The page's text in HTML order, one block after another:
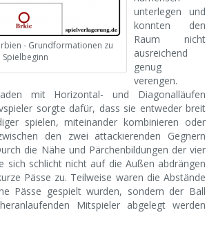
- Grundformationen zu
Spielbeginn
unterlegen und
konnten den
Raum nicht
ausreichend
genug
verengen.
mit Horizontal- und Diagonalläufen
sorgte dafür, dass sie entweder breit
spielen, miteinander kombinieren oder
den zwei attackierenden Gegnern
die Nähe und Pärchenbildungen der vier
sich schlicht nicht auf die Außen abdrängen
Pässe zu. Teilweise waren die Abstände
Pässe gespielt wurden, sondern der Ball
Mitspieler abgelegt werden